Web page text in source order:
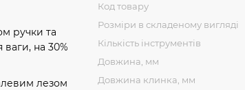
ручки та
на 30%
лезом
Код товару
Розміри в складеному вигляді
Кількість інструментів
Довжина, мм
Довжина клинка, мм